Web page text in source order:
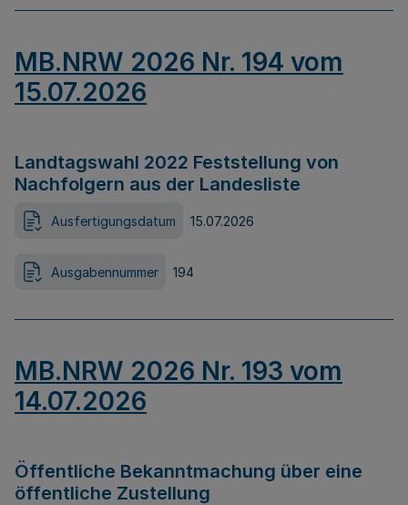
MB.NRW 2026 Nr. 194 vom
15.07.2026
Landtagswahl 2022 Feststellung von
Nachfolgern aus der Landesliste
Ausfertigungsdatum 15.07.2026
Ausgabennummer 194
MB.NRW 2026 Nr. 193 vom
14.07.2026
Öffentliche Bekanntmachung über eine
öffentliche Zustellung